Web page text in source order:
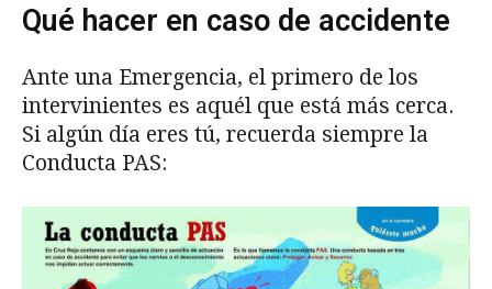
Qué hacer en caso de accidente
Ante una Emergencia, el primero de los
intervinientes es aquél que está más cerca.
Si algún día eres tú, recuerda siempre la
Conducta PAS: